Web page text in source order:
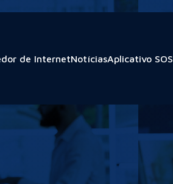
de InternetNotíciasAplicativo SOS